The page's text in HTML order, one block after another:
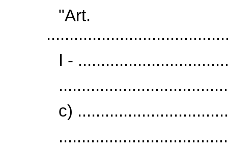
I -
c)